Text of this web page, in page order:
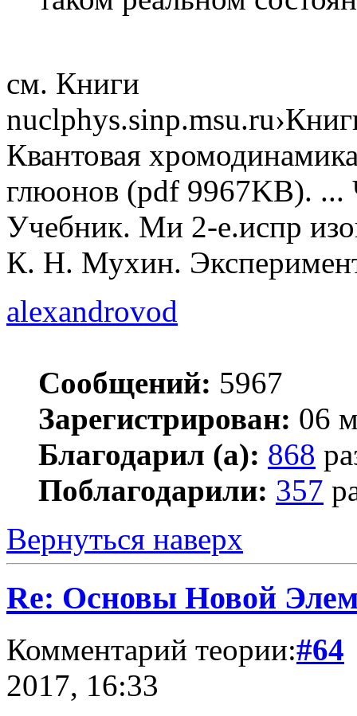
см. Книги
Квантовая
глюонов (pdf 9967KB). ...
Учебник. Ми 2-е.испр
К. Н. Мухин.
alexandrovod
Сообщений: 5967
Зарегистрирован: 06
Благодарил (а): 868
Поблагодарили: 357
Вернуться наверх
Re: Основы Новой
Комментарий теории:#64
2017, 16:33